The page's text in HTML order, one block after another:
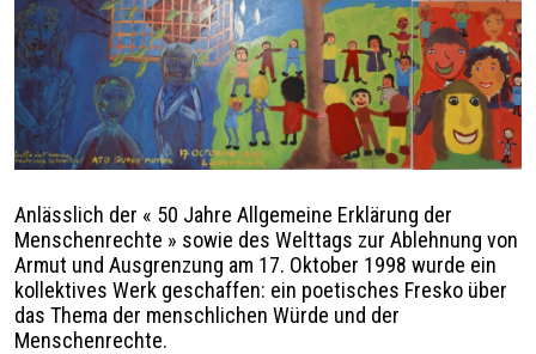
Légende
Anlässlich der « 50 Jahre Allgemeine Erklärung der
Menschenrechte » sowie des Welttags zur Ablehnung von
Armut und Ausgrenzung am 17. Oktober 1998 wurde ein
kollektives Werk geschaffen: ein poetisches Fresko über
das Thema der menschlichen Würde und der
Menschenrechte.